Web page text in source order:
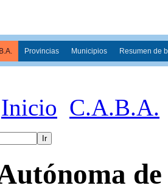
Provincias Municipios Resumen de
Inicio C.A.B.A.
Ir
de